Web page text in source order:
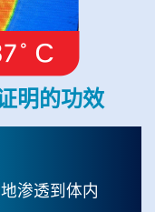
明的功效
渗透到体内